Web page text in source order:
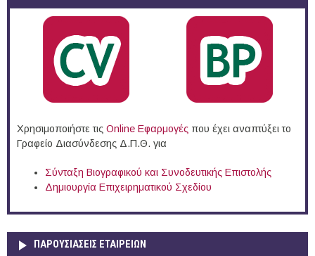
Χρησιμοποιήστε τις Online Eφαρμογές που έχει αναπτύξει το
Γραφείο Διασύνδεσης Δ.Π.Θ. για
Σύνταξη Βιογραφικού και Συνοδευτικής Επιστολής
Δημιουργία Επιχειρηματικού Σχεδίου
ΠΑΡΟΥΣΙΆΣΕΙΣ ΕΤΑΙΡΕΙΏΝ